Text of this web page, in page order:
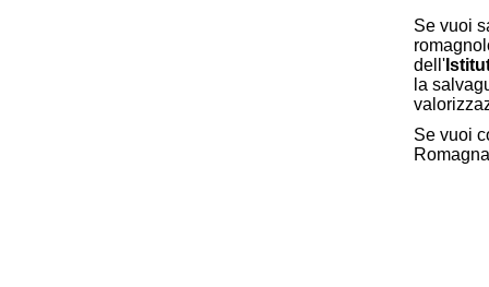
Se vuoi
dell'
la
Se vuoi